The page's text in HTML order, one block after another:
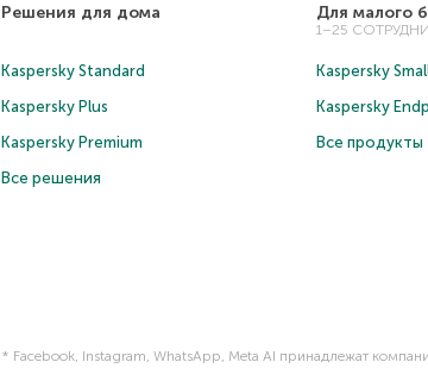
Решения для дома
Kaspersky Standard
Kaspersky Plus
Kaspersky Premium
Все решения
Для малого
1–25
Kaspersky
Kaspersky
Все продукты
* Facebook, Instagram, WhatsApp, Meta AI принадлежат